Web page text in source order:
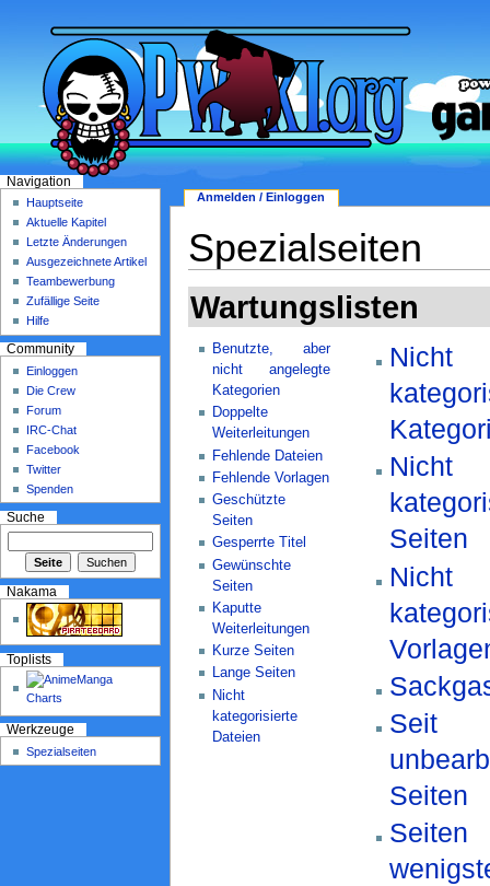
Spezialseiten
Wartungslisten
Benutzte, aber
nicht angelegte
Kategorien
Doppelte
Weiterleitungen
Fehlende Dateien
Fehlende Vorlagen
Geschützte
Seiten
Gesperrte Titel
Gewünschte
Seiten
Kaputte
Weiterleitungen
Kurze Seiten
Lange Seiten
Nicht
kategorisierte
Dateien
Nicht
Nicht
Seiten
Nicht
Seit
Seiten
Anmelden / Einloggen
Navigation
Hauptseite
Aktuelle Kapitel
Letzte Änderungen
Ausgezeichnete Artikel
Teambewerbung
Zufällige Seite
Hilfe
Community
Einloggen
Die Crew
Forum
IRC-Chat
Facebook
Twitter
Spenden
Suche
Nakama
Toplists
Werkzeuge
Spezialseiten